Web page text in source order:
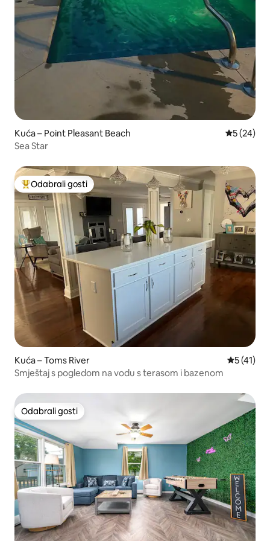
Kuća – Point Pleasant Beach Prosječna
5 (24)
Sea Star
Među najviše rangiranima s oznakom „Odabrali gosti”
Odabrali gosti
Kuća – Toms River
5 (41)
Smještaj s pogledom na vodu s terasom i bazenom
Odabrali gosti
Odabrali gosti